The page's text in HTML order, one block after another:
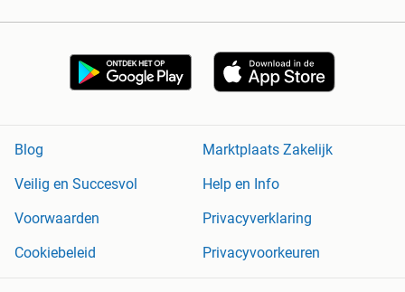
Blog
Marktplaats Zakelijk
Veilig en Succesvol
Help en Info
Voorwaarden
Privacyverklaring
Cookiebeleid
Privacyvoorkeuren